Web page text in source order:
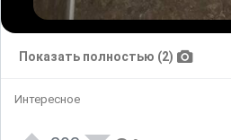
Показать полностью (2)
Интересное